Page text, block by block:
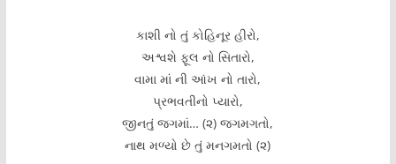
કાશી નો તું કોહિનૂર હીરો,
અશ્વશે ફૂલ નો સિતારો,
વામા માં ની આંખ નો તારો,
પ્રભવતીનો પ્યારો,
જીનતું જગમાં… (૨) જગમગતો,
નાથ મળ્યો છે તું મનગમતો (૨)